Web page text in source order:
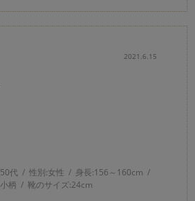
2021.6.15
50代 性別:女性 身長:156～160cm
小柄 靴のサイズ:24cm